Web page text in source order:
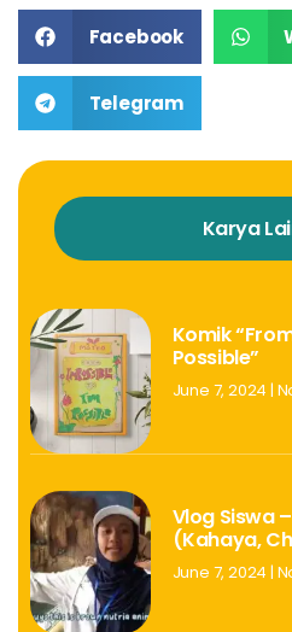
Facebook
Telegram
Karya
Komik
Possible”
June 7, 2024
Vlog Siswa
(Kahaya,
June 7, 2024